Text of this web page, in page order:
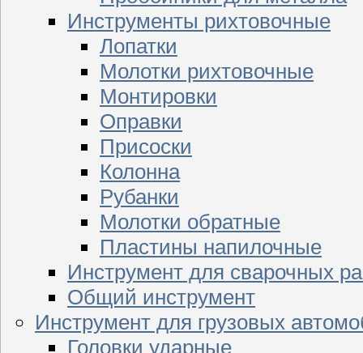
Инструменты рихтовочные
Лопатки
Молотки рихтовочные
Монтировки
Оправки
Присоски
Колонна
Рубанки
Молотки обратные
Пластины напилочные
Инструмент для сварочных
Общий инструмент
Инструмент для грузовых
Головки ударные